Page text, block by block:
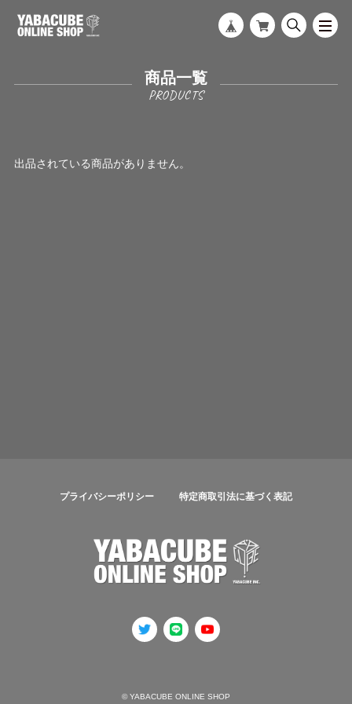
商品一覧
出品されている商品がありません。
プライバシーポリシー 特定商取引法に基づく表記
© YABACUBE ONLINE SHOP